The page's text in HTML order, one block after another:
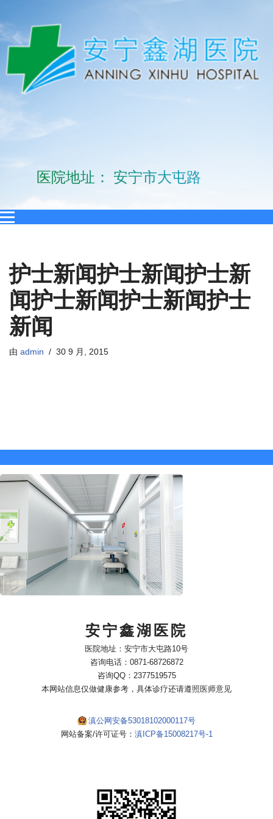
医院地址： 安宁市大
护士新闻护士新闻护士新
闻护士新闻护士新闻护士
新闻
由 admin 30 9 月, 2015
安宁鑫湖医院
医院地址：安宁市大屯路10号
咨询电话：0871-68726872
咨询QQ：2377519575
本网站信息仅做健康参考，具体诊疗还请遵照医师意见
滇公网安备53018102000117号
网站备案/许可证号： 滇ICP备15008217号-1